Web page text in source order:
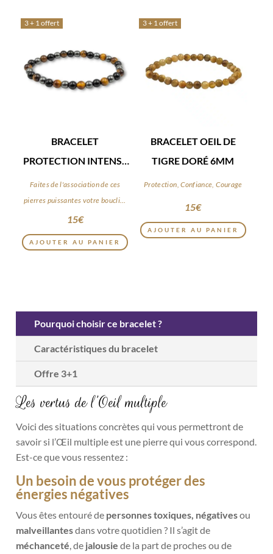
3 + 1 offert
BRACELET
PROTECTION INTENSE
6MM
Faites de l'association de ces
pierres puissantes votre bouclier
du quotidien
15€
AJOUTER AU PANIER
3 + 1 offert
BRACELET OEIL DE
TIGRE DORÉ 6MM
Protection, Confiance, Courage
15€
AJOUTER AU PANIER
Pourquoi choisir ce bracelet ?
Caractéristiques du bracelet
Offre 3+1
Les vertus de l’Oeil multiple
Voici des situations concrètes qui vous permettront de
savoir si l’Œil multiple est une pierre qui vous correspond.
Est-ce que vous ressentez :
Un besoin de vous protéger des
énergies négatives
Vous êtes entouré de personnes toxiques, négativesou
malveillantesdans votre quotidien ? Il s’agit de
méchanceté, de jalousie de la part de proches ou de